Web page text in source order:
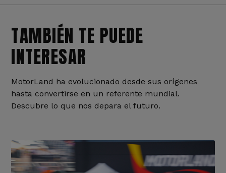
TAMBIÉN TE PUEDE
INTERESAR
MotorLand ha evolucionado desde sus orígenes
hasta convertirse en un referente mundial.
Descubre lo que nos depara el futuro.